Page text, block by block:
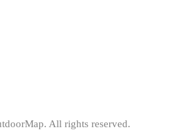
All rights reserved.